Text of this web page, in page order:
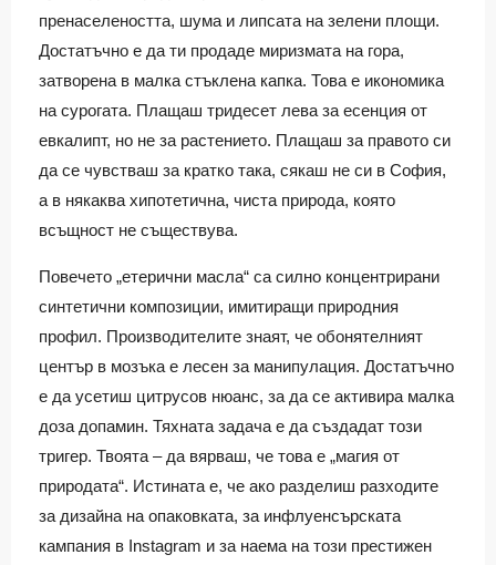
пренаселеността, шума и липсата на зелени площи.
Достатъчно е да ти продаде миризмата на гора,
затворена в малка стъклена капка. Това е икономика
на сурогата. Плащаш тридесет лева за есенция от
евкалипт, но не за растението. Плащаш за правото си
да се чувстваш за кратко така, сякаш не си в София,
а в някаква хипотетична, чиста природа, която
всъщност не съществува.
Повечето „етерични масла“ са силно концентрирани
синтетични композиции, имитиращи природния
профил. Производителите знаят, че обонятелният
център в мозъка е лесен за манипулация. Достатъчно
е да усетиш цитрусов нюанс, за да се активира малка
доза допамин. Тяхната задача е да създадат този
тригер. Твоята – да вярваш, че това е „магия от
природата“. Истината е, че ако разделиш разходите
за дизайна на опаковката, за инфлуенсърската
кампания в Instagram и за наема на този престижен